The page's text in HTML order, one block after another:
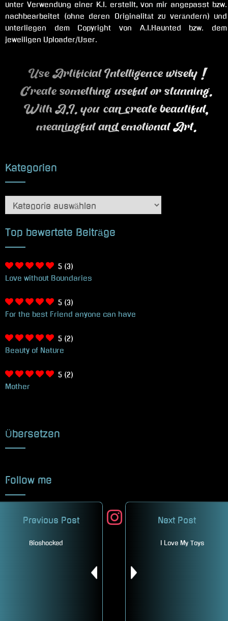
unter Verwendung einer K.I. erstellt, von mir angepasst bzw.
nachbearbeitet (ohne deren Originalität zu verändern) und
unterliegen dem Copyright von A.I.Haunted bzw. dem
jeweiligen Uploader/User.
Use Artificial Intelligence wisely !
Create something useful or stunning.
With A.I. you can create beautiful,
meaningful and emotional Art.
Kategorien
Kategorien
Top bewertete Beiträge
5 (3)
Love without Boundaries
5 (3)
For the best Friend anyone can have
5 (2)
Beauty of Nature
5 (2)
Mother
Übersetzen
Follow me
instagram
youtube
Previous Post
Bioshocked
Next Post
I Love My Toys